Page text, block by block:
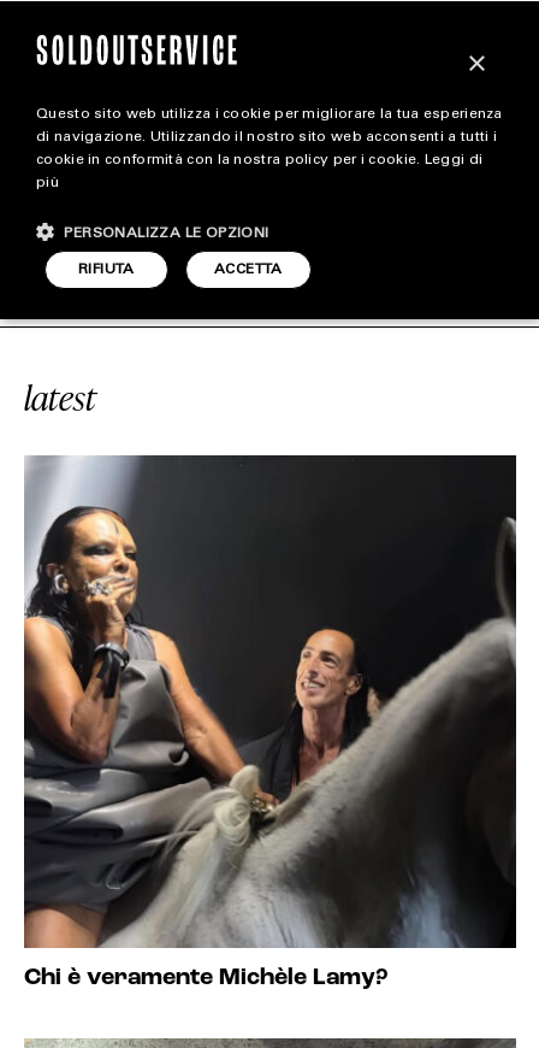
magazine
STYLE
FOOTWEAR
#RICK OWENS SOLDOUTSERVICE
latest
Chi è veramente Michèle Lamy?
×
Questo sito web utilizza i cookie per migliorare la tua esperienza
di navigazione. Utilizzando il nostro sito web acconsenti a tutti i
cookie in conformità con la nostra policy per i cookie. Leggi di
più
ACCETTA
RIFIUTA
PERSONALIZZA LE OPZIONI